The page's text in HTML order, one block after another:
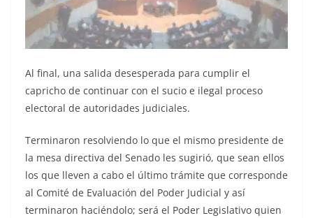
Al final, una salida desesperada para cumplir el
capricho de continuar con el sucio e ilegal proceso
electoral de autoridades judiciales.
Terminaron resolviendo lo que el mismo presidente de
la mesa directiva del Senado les sugirió, que sean ellos
los que lleven a cabo el último trámite que corresponde
al Comité de Evaluación del Poder Judicial y así
terminaron haciéndolo; será el Poder Legislativo quien